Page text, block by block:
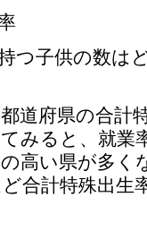
つ子供の数は
道府県の合計
みると、就業
高い県が多く
合計特殊出生